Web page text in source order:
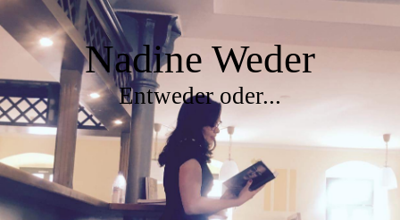
Nadine Weder
Entweder oder...